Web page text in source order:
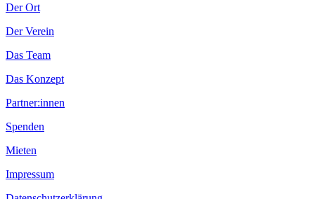
Der Ort
Der Verein
Das Team
Das Konzept
Partner:innen
Spenden
Mieten
Impressum